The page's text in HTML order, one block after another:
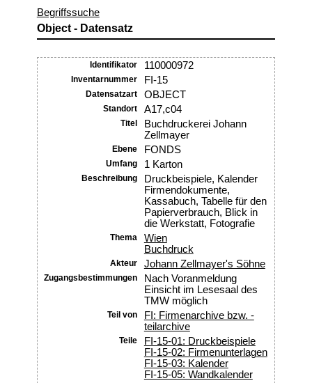
Begriffssuche
Object - Datensatz
Identifikator 110000972
Inventarnummer FI-15
Datensatzart OBJECT
Standort A17,c04
Titel
Buchdruckerei Johann
Zellmayer
Ebene FONDS
Umfang 1 Karton
Beschreibung
Druckbeispiele, Kalender
Firmendokumente,
Kassabuch, Tabelle für den
Papierverbrauch, Blick in
die Werkstatt, Fotografie
Thema
Wien
Buchdruck
Akteur Johann Zellmayer's Söhne
Zugangsbestimmungen
Nach Voranmeldung
Einsicht im Lesesaal des
TMW möglich
Teil von
FI: Firmenarchive bzw. -
teilarchive
Teile
FI-15-01: Druckbeispiele
FI-15-02: Firmenunterlagen
FI-15-03: Kalender
FI-15-05: Wandkalender